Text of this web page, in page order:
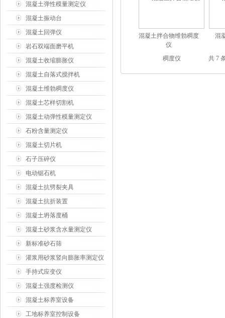
混凝土弹性模量测定仪
混凝土振动台
混凝土回弹仪
岩石双端面磨平机
混凝土收缩膨胀仪
混凝土自落式搅拌机
混凝土维勃稠度仪
混凝土芯样切割机
混凝土动弹性模量测定仪
石粉含量测定仪
混凝土切片机
石子压碎仪
电动锯石机
混凝土抗劈裂夹具
混凝土抗折装置
混凝土坍落度桶
混凝土砂浆含水量测定仪
新标准砂石筛
灌浆用砂浆竖向膨胀率测定仪
手持式应变仪
混凝土强度检测仪
混凝土标养室设备
工地标养室控制设备
混凝土拌合物维勃稠度
仪
混
共 7